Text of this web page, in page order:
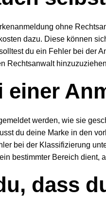
ohne
dazu. Diese können
du ein Fehler bei der
Rechtsanwalt
einer
werden, wie sie
du deine Marke in den
bei der Klassifizierung
bestimmter Bereich dient,
dass